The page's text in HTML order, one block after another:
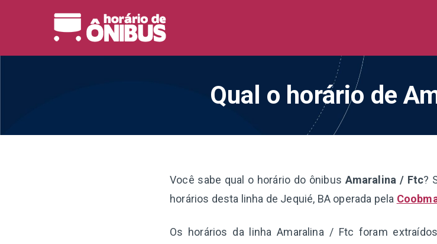
Qual o horário de
Você sabe qual o horário do ônibus Amaralina / Ftc?
horários desta linha de Jequié, BA operada pela
Os horários da linha Amaralina / Ftc foram